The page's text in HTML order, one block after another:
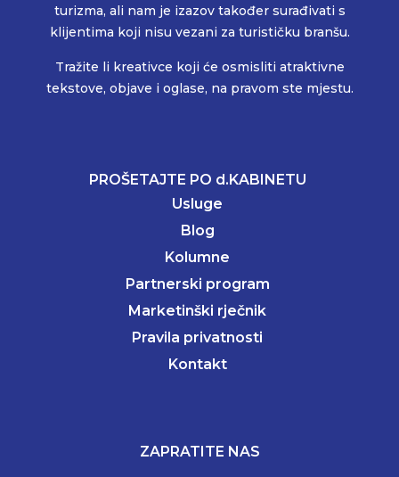
turizma, ali nam je izazov također surađivati s
klijentima koji nisu vezani za turističku branšu.
Tražite li kreativce koji će osmisliti atraktivne
tekstove, objave i oglase, na pravom ste mjestu.
PROŠETAJTE PO d.KABINETU
Usluge
Blog
Kolumne
Partnerski program
Marketinški rječnik
Pravila privatnosti
Kontakt
ZAPRATITE NAS